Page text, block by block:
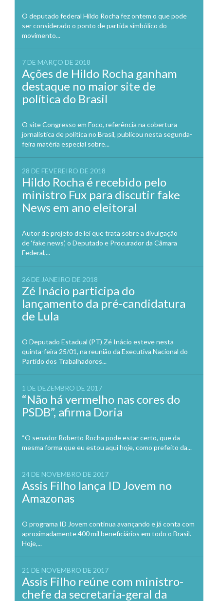
O deputado federal Hildo Rocha fez ontem o que pode
ser considerado o ponto de partida simbólico do
movimento...
7 DE MARÇO DE 2018
Ações de Hildo Rocha ganham
destaque no maior site de
política do Brasil
O site Congresso em Foco, referência na cobertura
jornalística de política no Brasil, publicou nesta segunda-
feira matéria especial sobre...
28 DE FEVEREIRO DE 2018
Hildo Rocha é recebido pelo
ministro Fux para discutir fake
News em ano eleitoral
Autor de projeto de lei que trata sobre a divulgação
de ‘fake news’, o Deputado e Procurador da Câmara
Federal,...
26 DE JANEIRO DE 2018
Zé Inácio participa do
lançamento da pré-candidatura
de Lula
O Deputado Estadual (PT) Zé Inácio esteve nesta
quinta-feira 25/01, na reunião da Executiva Nacional do
Partido dos Trabalhadores...
1 DE DEZEMBRO DE 2017
“Não há vermelho nas cores do
PSDB”, afirma Doria
“O senador Roberto Rocha pode estar certo, que da
mesma forma que eu estou aqui hoje, como prefeito da...
24 DE NOVEMBRO DE 2017
Assis Filho lança ID Jovem no
Amazonas
O programa ID Jovem continua avançando e já conta com
aproximadamente 400 mil beneficiários em todo o Brasil.
Hoje,...
21 DE NOVEMBRO DE 2017
Assis Filho reúne com ministro-
chefe da secretaria-geral da